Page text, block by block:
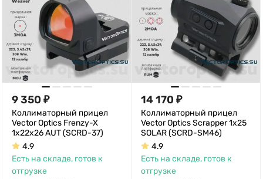
9 350 ₽
Коллиматорный прицел
Vector Optics Frenzy-X
1x22x26 AUT (SCRD-37)
4.9
Есть на складе, готов к
отгрузке
14 170 ₽
Коллиматорный прицел
Vector Optics Scrapper 1x25
SOLAR (SCRD-SM46)
4.9
Есть на складе, готов к
отгрузке